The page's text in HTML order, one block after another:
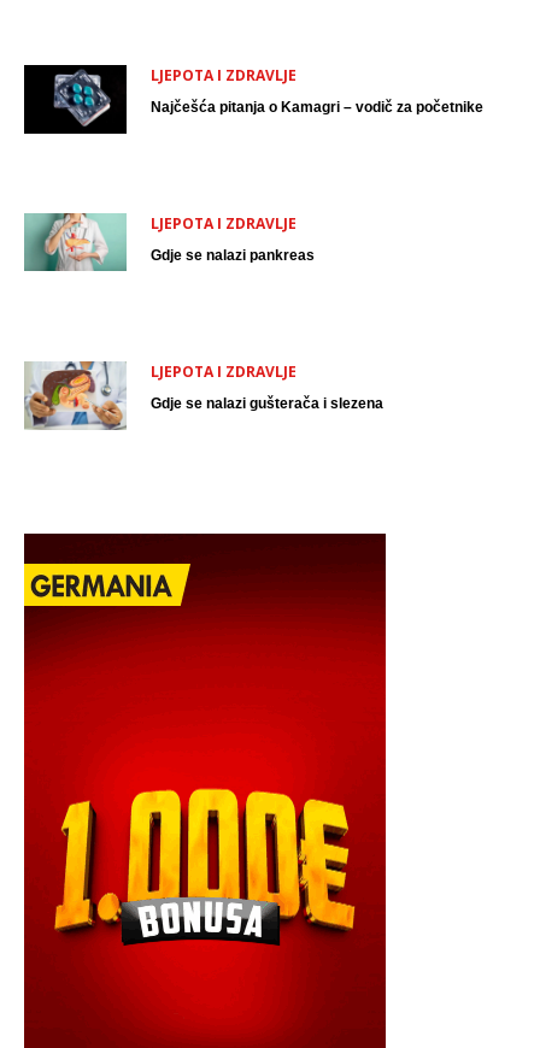
LJEPOTA I ZDRAVLJE
Najčešća pitanja o Kamagri – vodič za početnike
LJEPOTA I ZDRAVLJE
Gdje se nalazi pankreas
LJEPOTA I ZDRAVLJE
Gdje se nalazi gušterača i slezena